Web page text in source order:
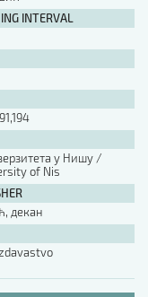
INTERVAL
у Нишу /
of Nis
декан